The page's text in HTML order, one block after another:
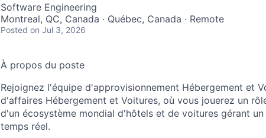
Software Engineering
Montreal, QC, Canada · Québec, Canada · Remote
Posted on Jul 3, 2026
À propos du poste
Rejoignez l'équipe d'approvisionnement Hébergement et
d'affaires Hébergement et Voitures, où vous jouerez un
d'un écosystème mondial d'hôtels et de voitures gérant
temps réel.